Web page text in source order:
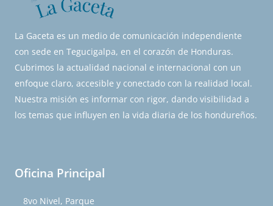
La Gaceta es un medio de comunicación independiente
con sede en Tegucigalpa, en el corazón de Honduras.
Cubrimos la actualidad nacional e internacional con un
enfoque claro, accesible y conectado con la realidad local.
Nuestra misión es informar con rigor, dando visibilidad a
los temas que influyen en la vida diaria de los hondureños.
Oficina Principal
8vo Nivel, Parque